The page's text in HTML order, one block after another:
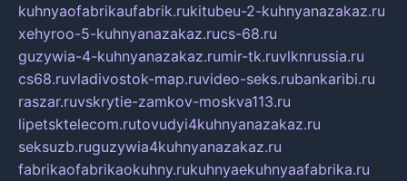
kuhnyaofabrikaufabrik.rukitubeu-2-kuhnyanazakaz.ru
xehyroo-5-kuhnyanazakaz.rucs-68.ru
guzywia-4-kuhnyanazakaz.rumir-tk.ruvlknrussia.ru
cs68.ruvladivostok-map.ruvideo-seks.rubankaribi.ru
raszar.ruvskrytie-zamkov-moskva113.ru
lipetsktelecom.rutovudyi4kuhnyanazakaz.ru
seksuzb.ruguzywia4kuhnyanazakaz.ru
fabrikaofabrikaokuhny.rukuhnyaekuhnyaafabrika.ru